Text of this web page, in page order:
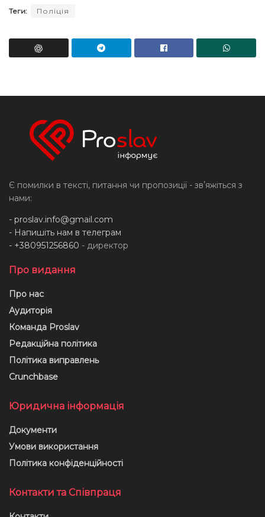
Теги: Поліція
Є помилки в тексті, питання чи пропозиції - звʼяжіться з
нами:
- proslav.info@gmail.com
- Напишіть нам в телеграм
- +380951256860 - директор
Про видання
Про нас
Аудиторія
Команда Proslav
Редакційна політика
Політика виправлень
Crunchbase
Юридична інформація
Документи
Умови використання
Політика конфіденційності
Контакти та Співпраця